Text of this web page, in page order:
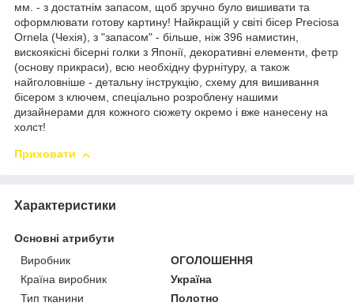
мм. - з достатнім запасом, щоб зручно було вишивати та
оформлювати готову картину! Найкращій у світі бісер Preciosa
Ornela (Чехія), з "запасом" - більше, ніж 396 намистин,
вискоякісні бісерні голки з Японії, декоративні елементи, фетр
(основу прикраси), всю необхідну фурнітуру, а також
найголовніше - детальну інструкцію, схему для вишивання
бісером з ключем, спеціально розроблену нашими
дизайнерами для кожного сюжету окремо і вже нанесену на
холст!
Приховати
Характеристики
Основні атрибути
Виробник
ОГОЛОШЕННЯ
Країна виробник
Україна
Тип тканини
Полотно